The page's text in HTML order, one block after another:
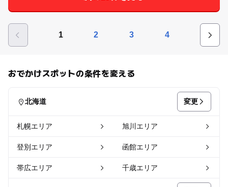
1 2 3 4
おでかけスポットの条件を変える
北海道 変更
札幌エリア 旭川エリア
登別エリア 函館エリア
帯広エリア 千歳エリア